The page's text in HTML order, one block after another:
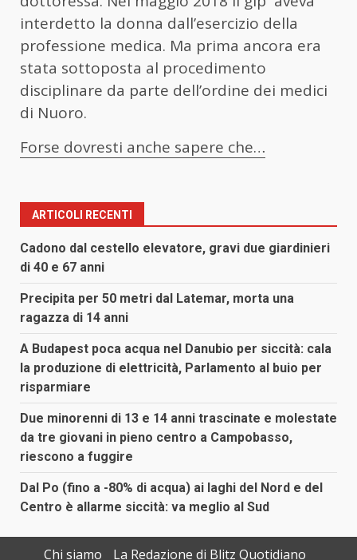
interdetto la donna dall’esercizio della
professione medica. Ma prima ancora era
stata sottoposta al procedimento
disciplinare da parte dell’ordine dei medici
di Nuoro.
Forse dovresti anche sapere che…
ARTICOLI RECENTI
Cadono dal cestello elevatore, gravi due giardinieri
di 40 e 67 anni
Precipita per 50 metri dal Latemar, morta una
ragazza di 14 anni
A Budapest poca acqua nel Danubio per siccità: cala
la produzione di elettricità, Parlamento al buio per
risparmiare
Due minorenni di 13 e 14 anni trascinate e molestate
da tre giovani in pieno centro a Campobasso,
riescono a fuggire
Dal Po (fino a -80% di acqua) ai laghi del Nord e del
Centro è allarme siccità: va meglio al Sud
Chi siamo La Redazione di Blitz Quotidiano